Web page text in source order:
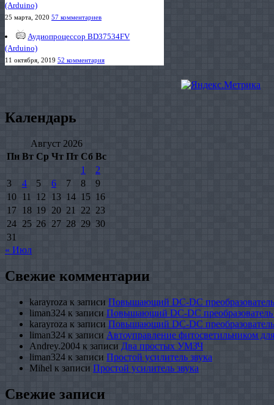
(Arduino)
25 марта, 2020 57 комментариев
Аудиопроцессор BD37534FV
(Arduino)
11 октября, 2019 52 комментария
Календарь
Август 2026
Пн Вт Ср Чт Пт Сб Вс
1
2
3
4 5 6 7 8
9
10
11 12 13 14 15 16
17 18 19 20 21 22 23
24 25 26 27 28 29 30
31
« Июл
Свежие комментарии
karayroza к записи Повышающий DC-DC
liman324 к записи Повышающий DC-DC
karayroza к записи Повышающий DC-DC
liman324 к записи Автоуправление фитосветильником
Andrey.2004 к записи Два простых УМЗЧ
liman324 к записи Простой усилитель звука
Mihel к записи Простой усилитель звука
Свежие записи